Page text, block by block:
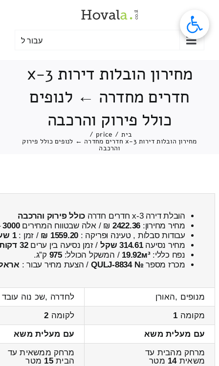
עבור ל
מחירון הובלות דירות 3-x
חדרים מחדרה ← לנופים
כולל פירוק והרכבה
בית /
price
/
מחירון הובלות דירות 3-x חדרים מחדרה ← לנופים כולל פירוק
והרכבה
הובלת דירה 3-x חדרים חדרה
כולל פירוק והרכבה
מחיר מחירון: 2422.36 ₪ / אלה שבטווח המחירים3000
עבודות סבלות , טעינה ופריקה : 1559.20 ₪ / זמן :1 שעות 10 דקות
מחיר נסיעה314.61 שקל / זמן נסיעה בין ערים32 דקות
נפח כללי:19.92м³ / המשקל הכולל:975 ק”ג.
מכרז מספר № QULJ-8834 / הצעת מחיר עבור :
מנופים ,האורן
לחדרה ,שכ נוה
מקומה 1 לקומה 2
עם מעלית משא
עם מעלית משא
מרחק מהבית עד
משאית14 מטר
מרחק ממשאית עד
הבית15 מטר